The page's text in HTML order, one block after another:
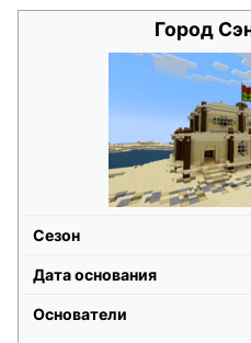
Город
Сезон
Дата основания
Основатели